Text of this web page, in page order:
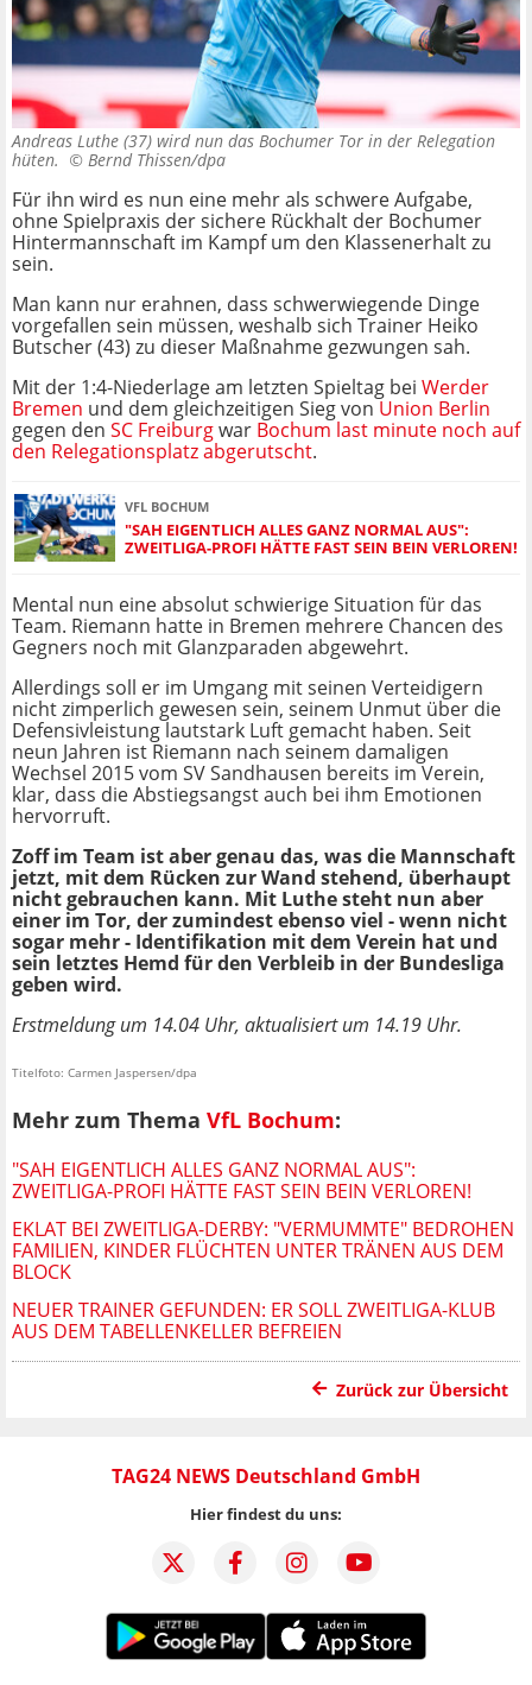
Andreas Luthe (37) wird nun das Bochumer Tor in der Relegation
hüten. © Bernd Thissen/dpa
Für ihn wird es nun eine mehr als schwere Aufgabe,
ohne Spielpraxis der sichere Rückhalt der Bochumer
Hintermannschaft im Kampf um den Klassenerhalt zu
sein.
Man kann nur erahnen, dass schwerwiegende Dinge
vorgefallen sein müssen, weshalb sich Trainer Heiko
Butscher (43) zu dieser Maßnahme gezwungen sah.
Mit der 1:4-Niederlage am letzten Spieltag bei Werder
Bremen und dem gleichzeitigen Sieg von Union Berlin
gegen den SC Freiburgwar Bochum last minute noch auf
den Relegationsplatz abgerutscht.
VFL BOCHUM
"SAH EIGENTLICH ALLES GANZ NORMAL AUS":
ZWEITLIGA-PROFI HÄTTE FAST SEIN BEIN VERLOREN!
Mental nun eine absolut schwierige Situation für das
Team. Riemann hatte in Bremen mehrere Chancen des
Gegners noch mit Glanzparaden abgewehrt.
Allerdings soll er im Umgang mit seinen Verteidigern
nicht zimperlich gewesen sein, seinem Unmut über die
Defensivleistung lautstark Luft gemacht haben. Seit
neun Jahren ist Riemann nach seinem damaligen
Wechsel 2015 vom SV Sandhausen bereits im Verein,
klar, dass die Abstiegsangst auch bei ihm Emotionen
hervorruft.
Zoff im Team ist aber genau das, was die Mannschaft
jetzt, mit dem Rücken zur Wand stehend, überhaupt
nicht gebrauchen kann. Mit Luthe steht nun aber
einer im Tor, der zumindest ebenso viel - wenn nicht
sogar mehr - Identifikation mit dem Verein hat und
sein letztes Hemd für den Verbleib in der Bundesliga
geben wird.
Erstmeldung um 14.04 Uhr, aktualisiert um 14.19 Uhr.
Titelfoto: Carmen Jaspersen/dpa
Mehr zum Thema VfL Bochum:
"SAH EIGENTLICH ALLES GANZ NORMAL AUS":
ZWEITLIGA-PROFI HÄTTE FAST SEIN BEIN VERLOREN!
EKLAT BEI ZWEITLIGA-DERBY: "VERMUMMTE" BEDROHEN
FAMILIEN, KINDER FLÜCHTEN UNTER TRÄNEN AUS DEM
BLOCK
NEUER TRAINER GEFUNDEN: ER SOLL ZWEITLIGA-KLUB
AUS DEM TABELLENKELLER BEFREIEN
Zurück zur Übersicht
TAG24 NEWS Deutschland GmbH
Hier findest du uns: